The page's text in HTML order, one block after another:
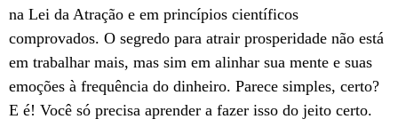
na Lei da Atração e em princípios científicos
comprovados. O segredo para atrair prosperidade não está
em trabalhar mais, mas sim em alinhar sua mente e suas
emoções à frequência do dinheiro. Parece simples, certo?
E é! Você só precisa aprender a fazer isso do jeito certo.